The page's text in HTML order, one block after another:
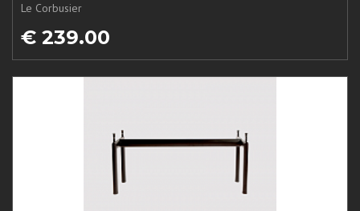
Le Corbusier
€ 239.00